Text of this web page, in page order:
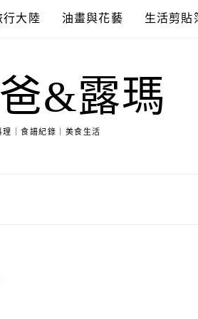
行大陸 油畫與花藝 生活剪貼
&露瑪
理｜食譜紀錄｜美食生活